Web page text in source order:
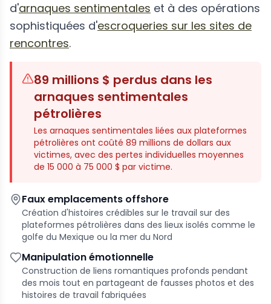
d'arnaques sentimentales et à des opérations
sophistiquées d'escroqueries sur les sites de
rencontres.
89 millions $ perdus dans les
arnaques sentimentales
pétrolières
Les arnaques sentimentales liées aux plateformes
pétrolières ont coûté 89 millions de dollars aux
victimes, avec des pertes individuelles moyennes
de 15 000 à 75 000 $ par victime.
Faux emplacements offshore
Création d'histoires crédibles sur le travail sur des
plateformes pétrolières dans des lieux isolés comme le
golfe du Mexique ou la mer du Nord
Manipulation émotionnelle
Construction de liens romantiques profonds pendant
des mois tout en partageant de fausses photos et des
histoires de travail fabriquées